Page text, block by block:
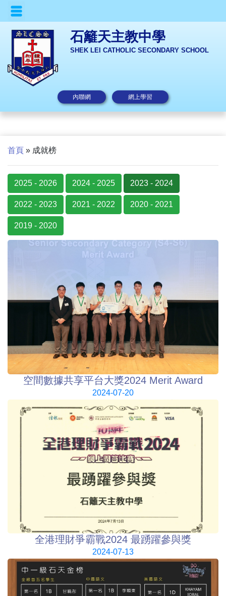
石籬天主教中學
SHEK LEI CATHOLIC SECONDARY SCHOOL
內聯網 網上學習
首頁 » 成就榜
2025 - 2026 2024 - 2025 2023 - 2024
2022 - 2023 2021 - 2022 2020 - 2021
2019 - 2020
空間數據共享平台大獎2024 Merit Award
2024-07-20
全港理財爭霸戰2024 最踴躍參與獎
2024-07-13